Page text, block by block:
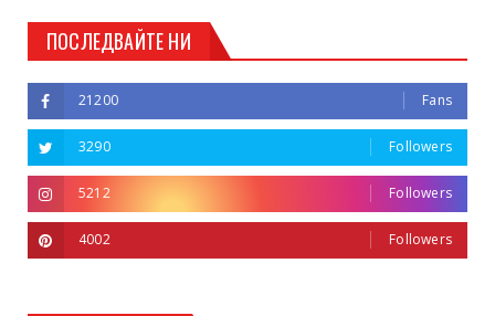
ПОСЛЕДВАЙТЕ НИ
21200 Fans
3290 Followers
5212 Followers
4002 Followers